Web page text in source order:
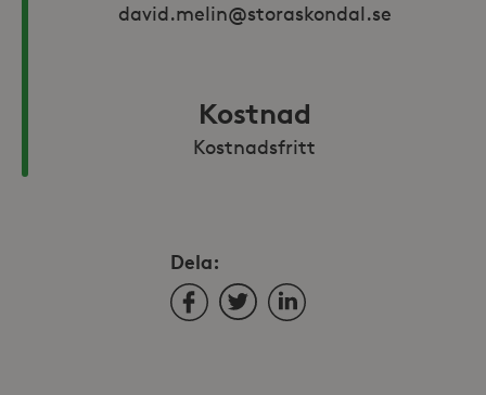
david.melin@storaskondal.se
Kostnad
Kostnadsfritt
Dela:
FacebookTwitterLinkedIn